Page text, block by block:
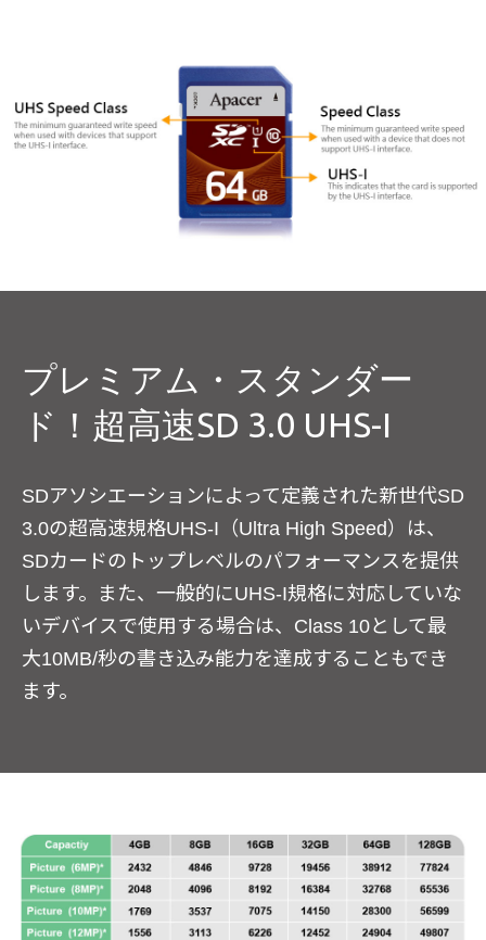
プレミアム・スタンダー
ド！超高速SD 3.0 UHS-I
SDアソシエーションによって定義された新世代SD
3.0の超高速規格UHS-I（Ultra High Speed）は、
SDカードのトップレベルのパフォーマンスを提供
します。また、一般的にUHS-I規格に対応していな
いデバイスで使用する場合は、Class 10として最
大10MB/秒の書き込み能力を達成することもでき
ます。